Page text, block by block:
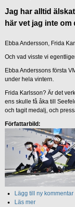
Jag har alltid
här vet jag inte om
Ebba Andersson, Frida
Och vad visste vi
Ebba Anderssons första
under hela vintern.
Frida Karlsson? Är det
ens skulle få åka till
och tagit medalj, och
Författarbild:
Lägg till ny kommentar
Läs mer